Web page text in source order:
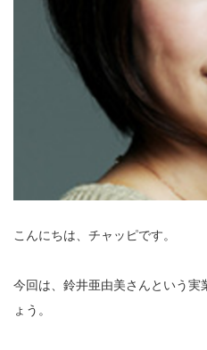
こんにちは、チャッピです。
今回は、鈴井亜由美さんという実
ょう。